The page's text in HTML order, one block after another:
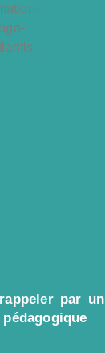
par un